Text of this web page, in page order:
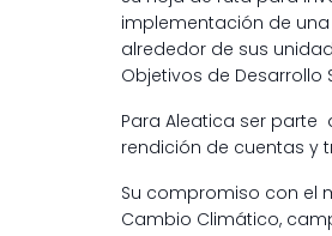
implementación de
alrededor de sus
Objetivos de Desarrollo
Para Aleatica ser parte
rendición de cuentas y
Su compromiso con el
Cambio Climático,